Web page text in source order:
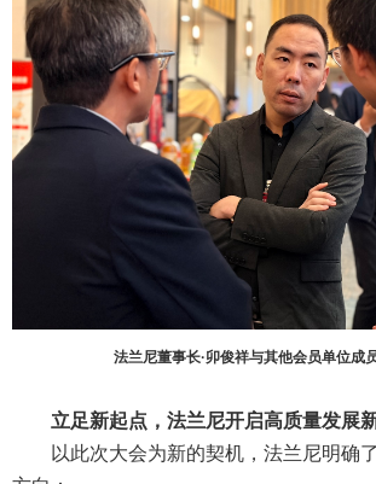
法兰尼董事长·卯俊祥与其他会员单位成
立足新起点，法兰尼开启高质量发展
以此次大会为新的契机，法兰尼明确